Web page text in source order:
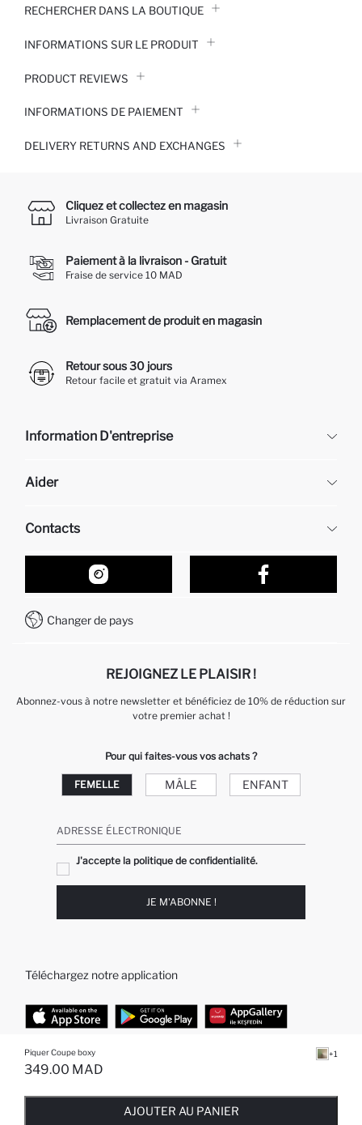
RECHERCHER DANS LA BOUTIQUE
INFORMATIONS SUR LE PRODUIT
PRODUCT REVIEWS
INFORMATIONS DE PAIEMENT
DELIVERY RETURNS AND EXCHANGES
Piquer Coupe boxy
349.00 MAD
+1
AJOUTER AU PANIER
Cliquez et collectez en magasin
Livraison Gratuite
Paiement à la livraison - Gratuit
Fraise de service 10 MAD
Remplacement de produit en magasin
Retour sous 30 jours
Retour facile et gratuit via Aramex
Information D'entreprise
À propos de nous
Aider
Retour et changement
Suivi de la Commande
Comment acheter sur DeFacto ?
Comment payer sur DeFacto?
Contacts
Nos Magasins
Formulaire de contact
Service Client +212 525 076 633
Changer de pays
REJOIGNEZ LE PLAISIR !
Abonnez-vous à notre newsletter et bénéficiez de 10% de réduction sur
votre premier achat !
Pour qui faites-vous vos achats ?
FEMELLE MÂLE ENFANT
ADRESSE ÉLECTRONIQUE
J'accepte la politique de confidentialité.
JE M'ABONNE !
Téléchargez notre application
TOP CATÉGORIES
Femme
Jeans Larges pour Homme
Garçon